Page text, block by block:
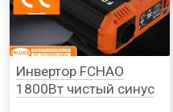
Инвертор FCHAO
1800Вт чистый синус